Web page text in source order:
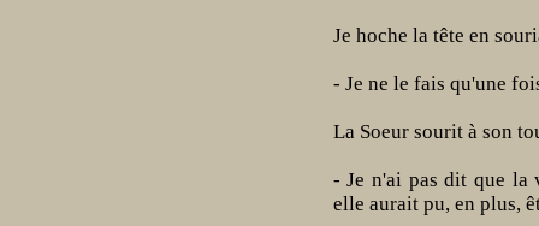
Je hoche la tête en
- Je ne le fais qu'une
La Soeur sourit à son
- Je n'ai pas dit que la
elle aurait pu, en plus,